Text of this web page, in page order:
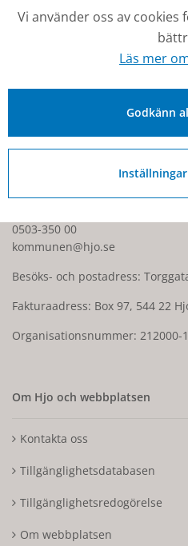
sammanfattning av villkoren i
30 januari 2023
0503-350 00
kommunen@hjo.se
Besöks- och postadress:
Fakturaadress: Box 97, 544 22
Organisationsnummer: 212000-
Om Hjo och webbplatsen
Kontakta oss
Tillgänglighetsdatabasen
Tillgänglighetsredogörelse
Om webbplatsen
Vi använder oss av
Läs mer
Godkänn